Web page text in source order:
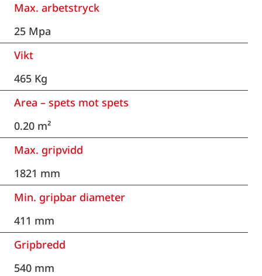
Max. arbetstryck
25 Mpa
Vikt
465 Kg
Area – spets mot spets
0.20 m²
Max. gripvidd
1821 mm
Min. gripbar diameter
411 mm
Gripbredd
540 mm